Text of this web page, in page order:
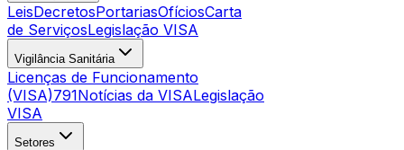
LeisDecretosPortariasOfíciosCarta
de ServiçosLegislação VISA
Vigilância Sanitária
Licenças de Funcionamento
(VISA)791Notícias da VISALegislação
VISA
Setores